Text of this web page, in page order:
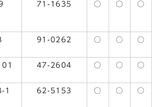
71-1635 ○ ○ ○
91-0262 ○ ○ ○
47-2604 ○ ○ ○
1 62-5153 ○ ○ ○